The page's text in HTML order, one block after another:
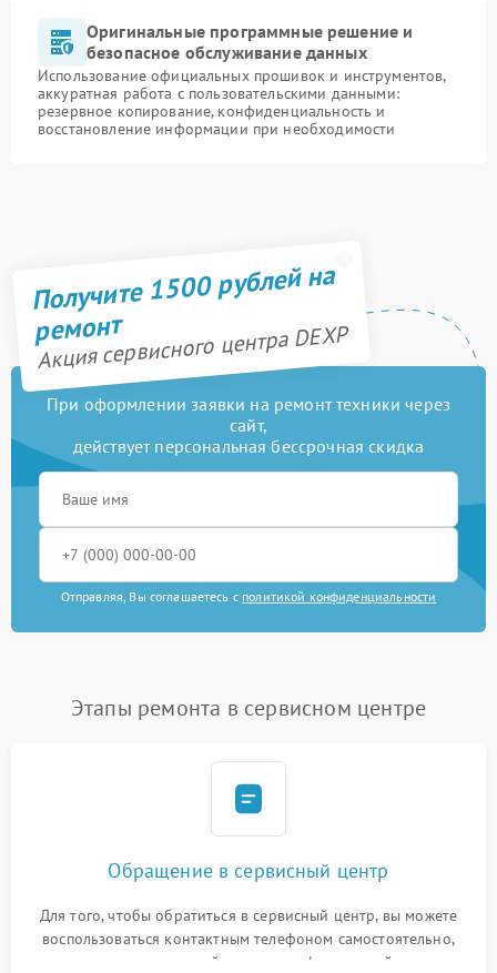
Оригинальные программные решение и
безопасное обслуживание данных
Использование официальных прошивок и инструментов,
аккуратная работа с пользовательскими данными:
резервное копирование, конфиденциальность и
восстановление информации при необходимости
Получите 1500 рублей на
ремонт
Акция сервисного центра DEXP
При оформлении заявки на ремонт техники через
сайт,
действует персональная бессрочная скидка
Отправляя, Вы соглашаетесь с политикой конфиденциальности
Этапы ремонта в сервисном центре
Обращение в сервисный центр
Для того, чтобы обратиться в сервисный центр, вы можете
воспользоваться контактным телефоном самостоятельно,
или оставить свой номер телефона на сайте